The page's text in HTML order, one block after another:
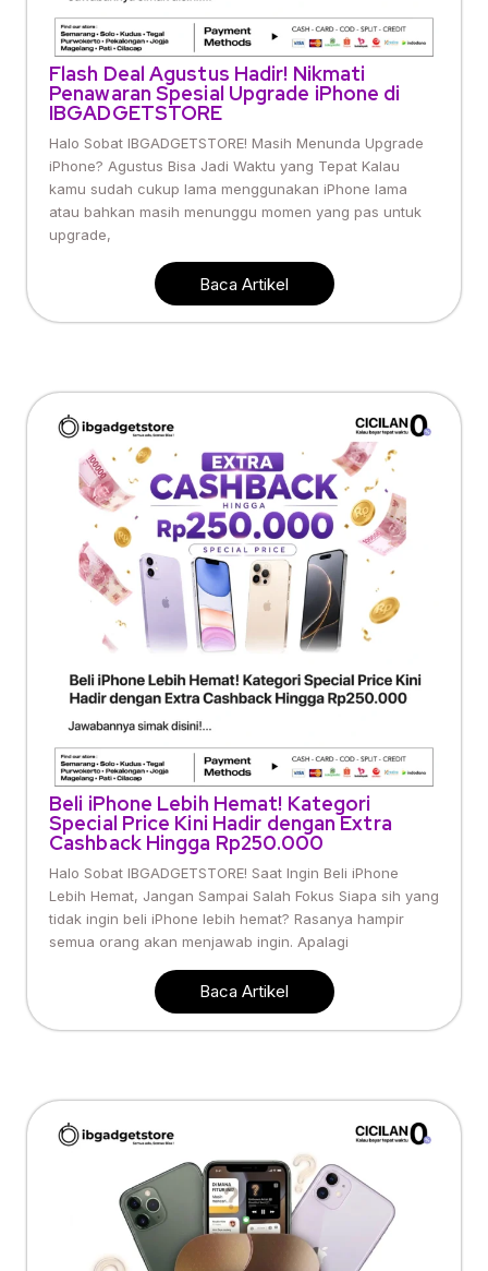
Flash Deal Agustus Hadir! Nikmati
Penawaran Spesial Upgrade iPhone di
IBGADGETSTORE
Halo Sobat IBGADGETSTORE! Masih Menunda Upgrade
iPhone? Agustus Bisa Jadi Waktu yang Tepat Kalau
kamu sudah cukup lama menggunakan iPhone lama
atau bahkan masih menunggu momen yang pas untuk
upgrade,
Baca Artikel
Beli iPhone Lebih Hemat! Kategori
Special Price Kini Hadir dengan Extra
Cashback Hingga Rp250.000
Halo Sobat IBGADGETSTORE! Saat Ingin Beli iPhone
Lebih Hemat, Jangan Sampai Salah Fokus Siapa sih yang
tidak ingin beli iPhone lebih hemat? Rasanya hampir
semua orang akan menjawab ingin. Apalagi
Baca Artikel